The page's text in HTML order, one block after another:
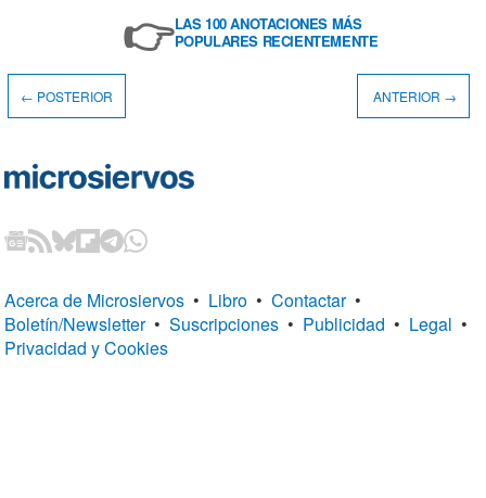
👉LAS 100 ANOTACIONES MÁS
POPULARES RECIENTEMENTE
← POSTERIOR ANTERIOR →
Acerca de Microsiervos • Libro • Contactar •
Boletín/Newsletter • Suscripciones • Publicidad • Legal •
Privacidad y Cookies